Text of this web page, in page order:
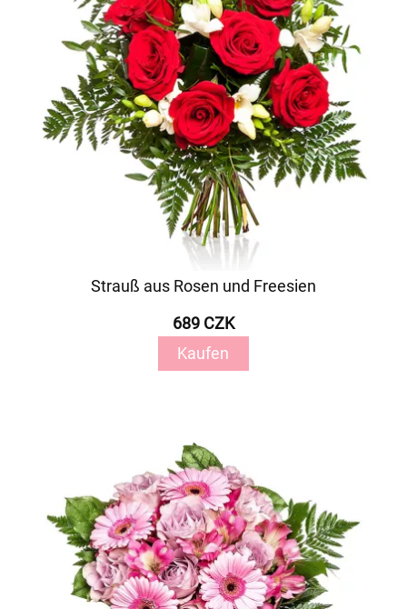
Strauß aus Rosen und Freesien
689 CZK
Kaufen